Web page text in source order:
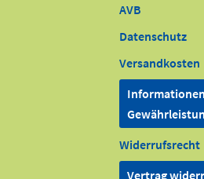
AVB
Datenschutz
Versandkosten
Widerrufsrecht
Vertrag